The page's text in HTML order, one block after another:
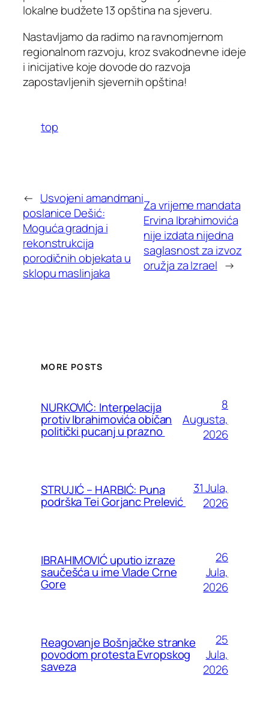
lokalne budžete 13 opština na sjeveru.
Nastavljamo da radimo na ravnomjernom
regionalnom razvoju, kroz svakodnevne ideje
i inicijative koje dovode do razvoja
zapostavljenih sjevernih opština!
top
← Usvojeni amandmani
poslanice Dešić:
Moguća gradnja i
rekonstrukcija
porodičnih objekata u
sklopu maslinjaka
Za vrijeme mandata
Ervina Ibrahimovića
nije izdata nijedna
saglasnost za izvoz
oružja za Izrael →
MORE POSTS
NURKOVIĆ: Interpelacija
protiv Ibrahimovića običan
politički pucanj u prazno
8
Augusta,
2026
STRUJIĆ – HARBIĆ: Puna
podrška Tei Gorjanc Prelević
31 Jula,
2026
IBRAHIMOVIĆ uputio izraze
saučešća u ime Vlade Crne
Gore
26
Jula,
2026
Reagovanje Bošnjačke stranke
povodom protesta Evropskog
saveza
25
Jula,
2026